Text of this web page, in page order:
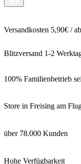
Versandkosten 5,90€ /
Blitzversand 1-2
100% Familienbetrieb
Store in Freising am
über 78.000 Kunden
Hohe Verfügbarkeit